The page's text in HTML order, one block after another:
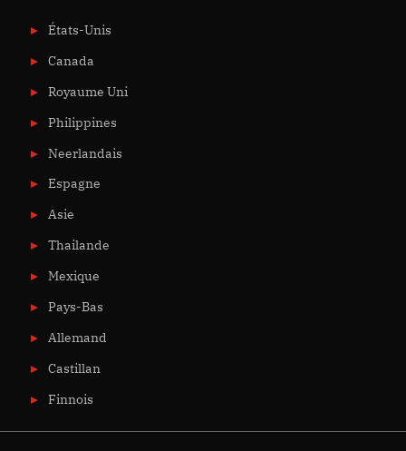
États-Unis
Canada
Royaume Uni
Philippines
Neerlandais
Espagne
Asie
Thailande
Mexique
Pays-Bas
Allemand
Castillan
Finnois